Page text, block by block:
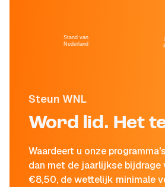
Steun WNL
Word lid. Het
Waardeert u onze
dan met de jaarlijkse bijdrage
€8,50, de wettelijk minimale
Stand van
Nederland